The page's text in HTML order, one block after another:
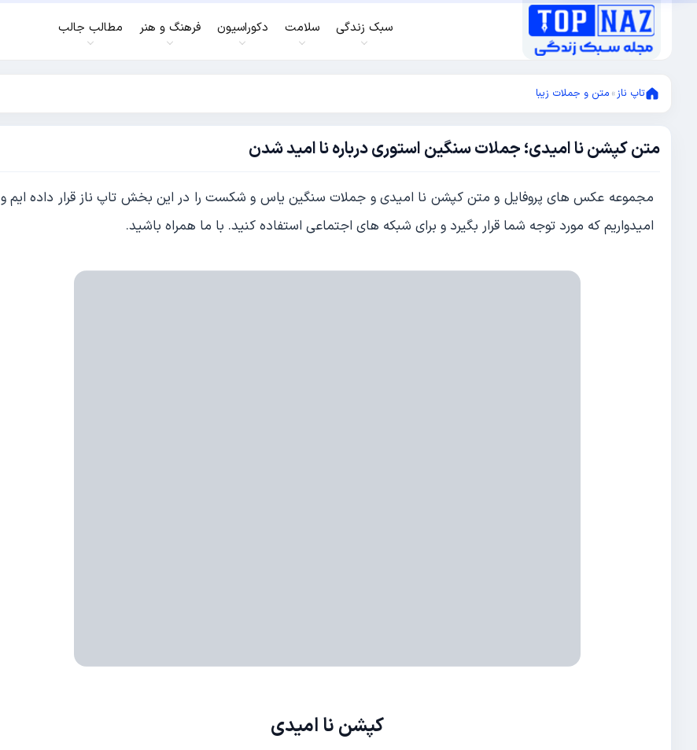
سبک زندگی سلامت دکوراسیون فرهنگ و هنر مطالب جالب
تاپ ناز» متن و جملات زیبا
متن کپشن نا امیدی؛ جملات سنگین استوری درباره نا امید شدن
نوامبر
12,
2023
مجموعه عکس های پروفایل و متن کپشن نا امیدی و جملات سنگین یاس و شکست را در این بخش تاپ ناز قرار داده ایم و
امیدواریم که مورد توجه شما قرار بگیرد و برای شبکه های اجتماعی استفاده کنید. با ما همراه باشید.
کپشن نا امیدی